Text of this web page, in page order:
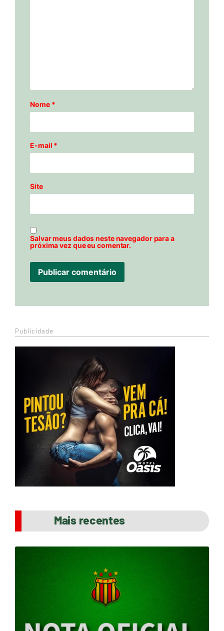
Nome *
E-mail *
Site
Salvar meus dados neste navegador para a
próxima vez que eu comentar.
Publicidade
Mais recentes